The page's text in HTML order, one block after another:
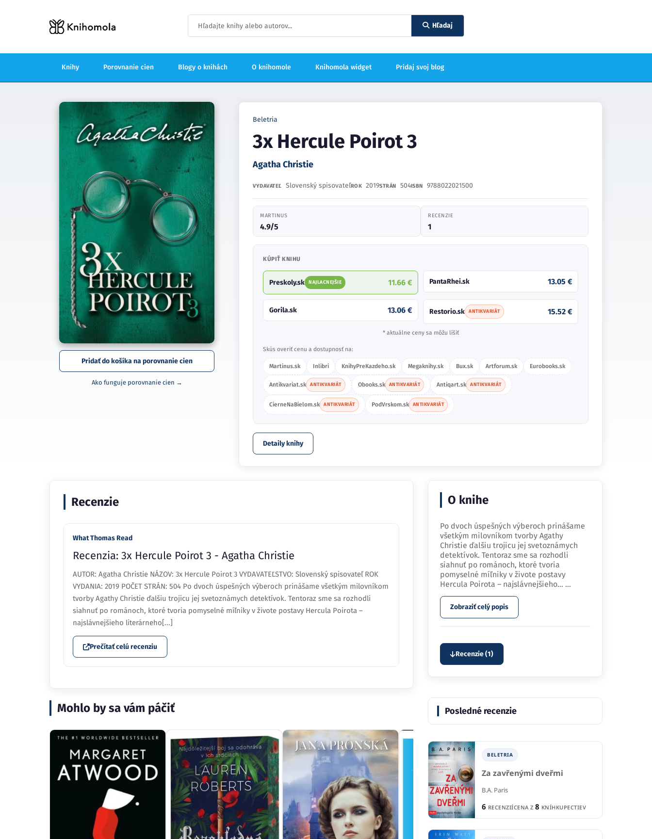
Hľadaj
Knihy Porovnanie cien Blogy o knihách O knihomole Knihomola widget Pridaj svoj blog
Pridať do košíka na porovnanie cien
Ako funguje porovnanie cien →
Beletria
3x Hercule Poirot 3
Agatha Christie
VYDAVATEĽ Slovenský spisovateľROK 2019STRÁN 504ISBN 9788022021500
MARTINUS
4.9/5
RECENZIE
1
KÚPIŤ KNIHU
Preskoly.sk NAJLACNEJŠIE 11.66 € PantaRhei.sk 13.05 €
Gorila.sk 13.06 € Restorio.sk ANTIKVARIÁT 15.52 €
* aktuálne ceny sa môžu líšiť
Skús overiť cenu a dostupnosť na:
Martinus.sk Inlibri KnihyPreKazdeho.sk Megaknihy.sk Bux.sk Artforum.sk Eurobooks.sk
Antikvariat.sk ANTIKVARIÁT Obooks.sk ANTIKVARIÁT Antiqart.sk ANTIKVARIÁT
CierneNaBielom.sk ANTIKVARIÁT PodVrskom.sk ANTIKVARIÁT
Detaily knihy
Recenzie
What Thomas Read
Recenzia: 3x Hercule Poirot 3 - Agatha Christie
AUTOR: Agatha Christie NÁZOV: 3x Hercule Poirot 3 VYDAVATEĽSTVO: Slovenský spisovateľ ROK
VYDANIA: 2019 POČET STRÁN: 504 Po dvoch úspešných výberoch prinášame všetkým milovníkom
tvorby Agathy Christie ďalšiu trojicu jej svetoznámych detektívok. Tentoraz sme sa rozhodli
siahnuť po románoch, ktoré tvoria pomyselné míľniky v živote postavy Hercula Poirota –
najslávnejšieho literárneho[...]
Prečítať celú recenziu
Mohlo by sa vám páčiť
O knihe
Po dvoch úspešných výberoch prinášame
všetkým milovníkom tvorby Agathy
Christie ďalšiu trojicu jej svetoznámych
detektívok. Tentoraz sme sa rozhodli
siahnuť po románoch, ktoré tvoria
pomyselné míľniky v živote postavy
Hercula Poirota – najslávnejšieho… ...
Zobraziť celý popis
Recenzie (1)
Posledné recenzie
BELETRIA
Za zavřenými dveřmi
B.A. Paris
6 RECENZIÍCENA Z 8 KNÍHKUPECTIEV